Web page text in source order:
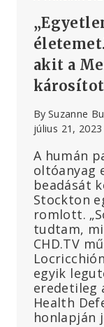
akit a
By Suzanne
július 21, 2023
A humán
oltóanyag
beadását
Stockton
romlott.
tudtam,
CHD.TV
egyik
eredetileg
Health
honlapján